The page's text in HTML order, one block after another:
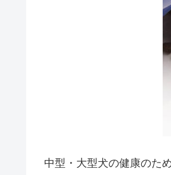
中型・大型犬の健康のた